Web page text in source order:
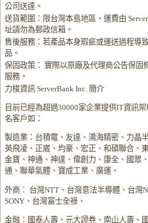
公司送達。
送貨範圍：限台灣本島地區，運費由
址請勿為郵政信箱。
售後服務：若產品本身瑕疵或運送過程導
品。
保固政策： 實際以原廠及代理商公告保固
服務。
力梭資訊 ServerBank Inc. 簡介
目前已經為超過30000家企業提供IT資訊
名客戶如：
製造業：台積電、友達、鴻海精密、力晶
英飛凌、正崴、均豪、宏正、和碩聯合、
金寶、神通、神達、偉創力、康全、國眾
通、聯華氣體、寶成工業、廣運、
外商： 台灣NTT、台灣意法半導體、台灣
SONY、台灣富士全祿、
金融：國泰人壽、元大證券、南山人壽、